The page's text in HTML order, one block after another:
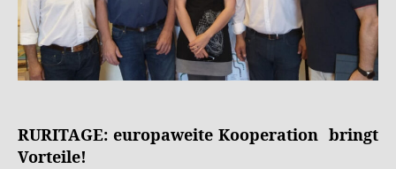
RURITAGE: europaweite Kooperation bringt
Vorteile!